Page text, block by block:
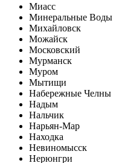
Миасс
Минеральные Воды
Михайловск
Можайск
Московский
Мурманск
Муром
Мытищи
Набережные Челны
Надым
Нальчик
Нарьян-Мар
Находка
Невиномысск
Нерюнгри